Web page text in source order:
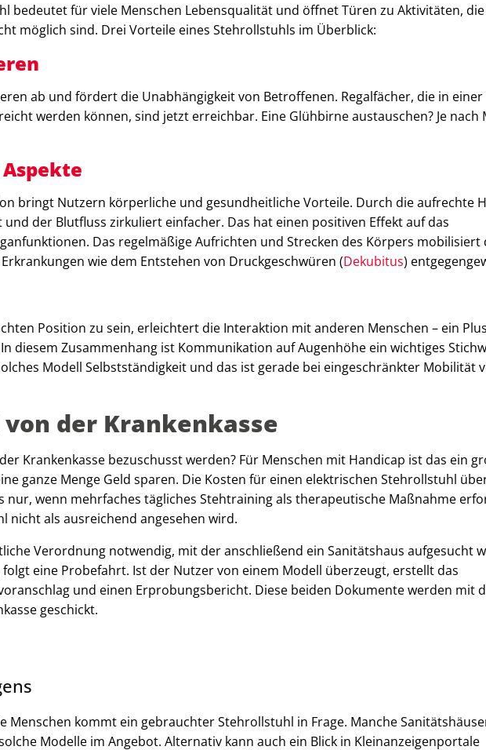
bedeutet für viele Menschen Lebensqualität und öffnet Türen zu Aktivitäten,
möglich sind. Drei Vorteile eines Stehrollstuhls im Überblick:
ab und fördert die Unabhängigkeit von Betroffenen. Regalfächer, die in einer
werden können, sind jetzt erreichbar. Eine Glühbirne austauschen? Je nach
bringt Nutzern körperliche und gesundheitliche Vorteile. Durch die aufrechte
der Blutfluss zirkuliert einfacher. Das hat einen positiven Effekt auf das
Das regelmäßige Aufrichten und Strecken des Körpers mobilisiert
wie dem Entstehen von Druckgeschwüren (Dekubitus)
Position zu sein, erleichtert die Interaktion mit anderen Menschen – ein
diesem Zusammenhang ist Kommunikation auf Augenhöhe ein wichtiges
Modell Selbstständigkeit und das ist gerade bei eingeschränkter Mobilität
der Krankenkasse
Krankenkasse bezuschusst werden? Für Menschen mit Handicap ist das ein
ganze Menge Geld sparen. Die Kosten für einen elektrischen Stehrollstuhl
nur, wenn mehrfaches tägliches Stehtraining als therapeutische Maßnahme
nicht als ausreichend angesehen wird.
Verordnung notwendig, mit der anschließend ein Sanitätshaus aufgesucht
eine Probefahrt. Ist der Nutzer von einem Modell überzeugt, erstellt das
und einen Erprobungsbericht. Diese beiden Dokumente werden mit
geschickt.
Menschen kommt ein gebrauchter Stehrollstuhl in Frage. Manche
Modelle im Angebot. Alternativ kann auch ein Blick in Kleinanzeigenportale